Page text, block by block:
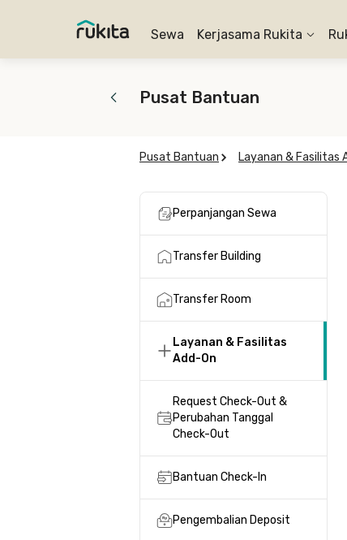
Sewa Kerjasama Rukita
Pusat Bantuan
Pusat Bantuan Layanan & Fasilitas
Perpanjangan Sewa
Transfer Building
Transfer Room
Layanan & Fasilitas
Add-On
Request Check-Out &
Perubahan Tanggal
Check-Out
Bantuan Check-In
Pengembalian Deposit